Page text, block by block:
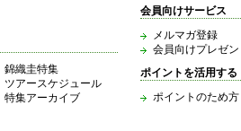
錦織圭特集
ツアースケジュール
特集アーカイブ
会員向けサービス
メルマガ登録
会員向けプレゼ
ポイントを活用する
ポイントのため方